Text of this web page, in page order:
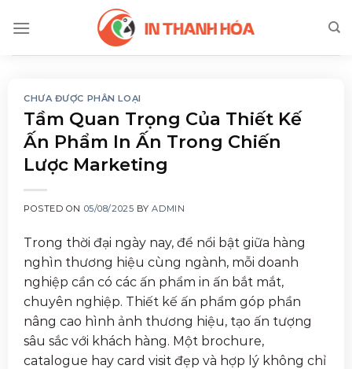
CHƯA ĐƯỢC PHÂN LOẠI
Tầm Quan Trọng Của Thiết Kế
Ấn Phẩm In Ấn Trong Chiến
Lược Marketing
POSTED ON 05/08/2025 BYADMIN
Trong thời đại ngày nay, để nổi bật giữa hàng
nghìn thương hiệu cùng ngành, mỗi doanh
nghiệp cần có các ấn phẩm in ấn bắt mắt,
chuyên nghiệp. Thiết kế ấn phẩm góp phần
nâng cao hình ảnh thương hiệu, tạo ấn tượng
sâu sắc với khách hàng. Một brochure,
catalogue hay card visit đẹp và hợp lý không chỉ